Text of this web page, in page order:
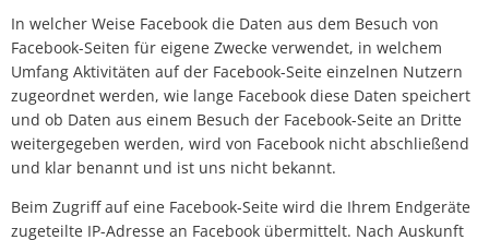
In welcher Weise Facebook die Daten aus dem Besuch von
Facebook-Seiten für eigene Zwecke verwendet, in welchem
Umfang Aktivitäten auf der Facebook-Seite einzelnen Nutzern
zugeordnet werden, wie lange Facebook diese Daten speichert
und ob Daten aus einem Besuch der Facebook-Seite an Dritte
weitergegeben werden, wird von Facebook nicht abschließend
und klar benannt und ist uns nicht bekannt.
Beim Zugriff auf eine Facebook-Seite wird die Ihrem Endgeräte
zugeteilte IP-Adresse an Facebook übermittelt. Nach Auskunft